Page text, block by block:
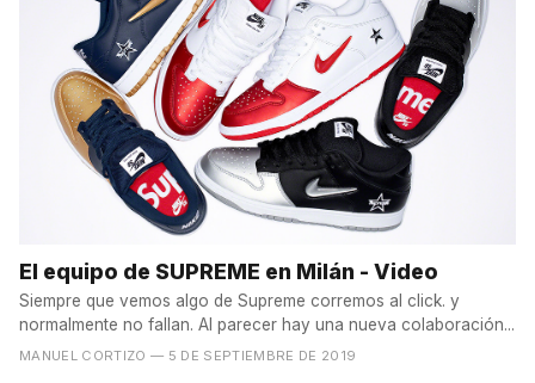
El equipo de SUPREME en Milán - Video
Siempre que vemos algo de Supreme corremos al click. y
normalmente no fallan. Al parecer hay una nueva colaboración...
MANUEL CORTIZO — 5 DE SEPTIEMBRE DE 2019